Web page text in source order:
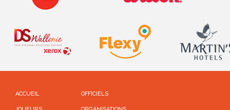
ACCUEIL OFFICIELS